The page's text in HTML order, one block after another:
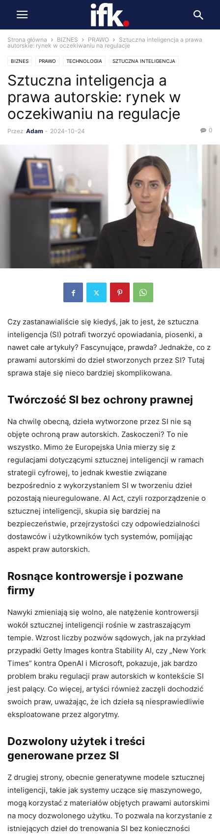
Strona główna BIZNES PRAWO
Sztuczna inteligencja a prawa
autorskie: rynek w oczekiwaniu na regulacje
BIZNES PRAWO TECHNOLOGIA SZTUCZNA INTELIGENCJA
Sztuczna inteligencja a
prawa autorskie: rynek w
oczekiwaniu na regulacje
Przez Adam - 2024-10-24 0
Czy zastanawialiście się kiedyś, jak to jest, że sztuczna
inteligencja (SI) potrafi tworzyć opowiadania, piosenki, a
nawet całe artykuły? Fascynujące, prawda? Jednakże, co z
prawami autorskimi do dzieł stworzonych przez SI? Tutaj
sprawa staje się nieco bardziej skomplikowana.
Twórczość SI bez ochrony prawnej
Na chwilę obecną, dzieła wytworzone przez SI nie są
objęte ochroną praw autorskich. Zaskoczeni? To nie
wszystko. Mimo że Europejska Unia mierzy się z
regulacjami dotyczącymi sztucznej inteligencji w ramach
strategii cyfrowej, to jednak kwestie związane
bezpośrednio z wykorzystaniem SI w tworzeniu dzieł
pozostają nieuregulowane. AI Act, czyli rozporządzenie o
sztucznej inteligencji, skupia się bardziej na
bezpieczeństwie, przejrzystości czy odpowiedzialności
dostawców i użytkowników tych systemów, pomijając
aspekt praw autorskich.
Rosnące kontrowersje i pozwane
firmy
Nawyki zmieniają się wolno, ale natężenie kontrowersji
wokół sztucznej inteligencji rośnie w zastraszającym
tempie. Wzrost liczby pozwów sądowych, jak na przykład
przypadki Getty Images kontra Stability AI, czy „New York
Times” kontra OpenAI i Microsoft, pokazuje, jak bardzo
problem braku regulacji praw autorskich w kontekście SI
jest palący. Co więcej, artyści również zaczęli dochodzić
swoich praw, uważając, że ich dzieła są niesprawiedliwie
eksploatowane przez algorytmy.
Dozwolony użytek i treści
generowane przez SI
Z drugiej strony, obecnie generatywne modele sztucznej
inteligencji, takie jak systemy uczące się maszynowego,
mogą korzystać z materiałów objętych prawami autorskimi
na mocy dozwolonego użytku. To pozwala na korzystanie z
istniejących dzieł do trenowania SI bez konieczności